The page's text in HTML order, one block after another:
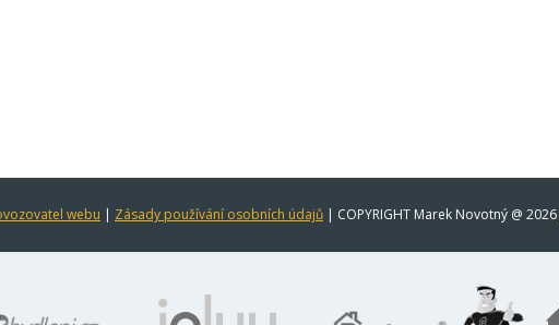
webu | Zásady používání osobních údajů | COPYRIGHT Marek Novotný @ 2026